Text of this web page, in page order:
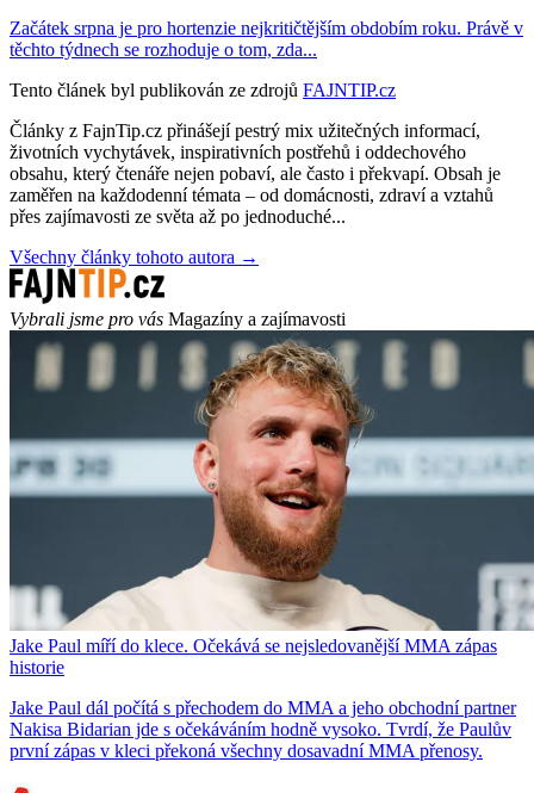
Začátek srpna je pro hortenzie nejkritičtějším obdobím roku. Právě v
těchto týdnech se rozhoduje o tom, zda...
Tento článek byl publikován ze zdrojů FAJNTIP.cz
Články z FajnTip.cz přinášejí pestrý mix užitečných informací,
životních vychytávek, inspirativních postřehů i oddechového
obsahu, který čtenáře nejen pobaví, ale často i překvapí. Obsah je
zaměřen na každodenní témata – od domácnosti, zdraví a vztahů
přes zajímavosti ze světa až po jednoduché...
Všechny články tohoto autora →
Vybrali jsme pro vás Magazíny a zajímavosti
Jake Paul míří do klece. Očekává se nejsledovanější MMA zápas
historie
Jake Paul dál počítá s přechodem do MMA a jeho obchodní partner
Nakisa Bidarian jde s očekáváním hodně vysoko. Tvrdí, že Paulův
první zápas v kleci překoná všechny dosavadní MMA přenosy.